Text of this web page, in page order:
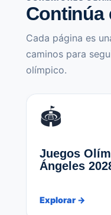
Continúa
Cada página es
caminos para
olímpico.
🏟️
Juegos
Ángeles
Explorar →